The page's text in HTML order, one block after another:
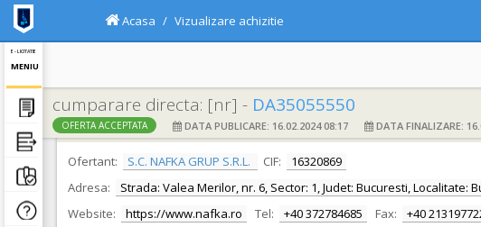
E - LICITATIE
MENIU
Acasa Vizualizare achizitie
cumparare directa: [nr] - DA35055550
OFERTA ACCEPTATA DATA PUBLICARE: 16.02.2024 08:17 DATA FINALIZARE:
DATE IDENTIFICARE OFERTANT
Ofertant:
S.C. NAFKA GRUP S.R.L. CIF:
16320869
Adresa:
Strada: Valea Merilor, nr. 6, Sector: 1, Judet: Bucuresti, Localitate:
Website:
https://www.nafka.ro Tel: +40 372784685 Fax: +40